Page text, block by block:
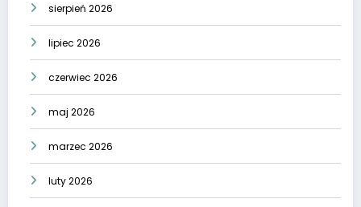
sierpień 2026
lipiec 2026
czerwiec 2026
maj 2026
marzec 2026
luty 2026